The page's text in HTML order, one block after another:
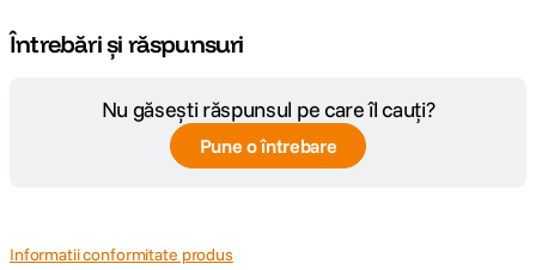
Întrebări și răspunsuri
Nu găsești răspunsul pe care îl cauți?
Pune o întrebare
Informatii conformitate produs